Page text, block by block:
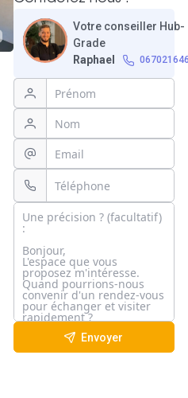
Votre conseiller Hub-
Grade
Raphael
Envoyer